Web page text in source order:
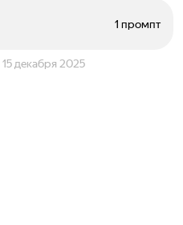
1 промпт
15 декабря 2025